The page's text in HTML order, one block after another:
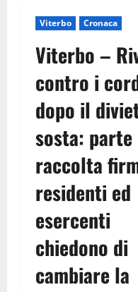
Viterbo Cronaca
Viterbo –
contro i
dopo il
sosta: parte
raccolta
residenti ed
esercenti
chiedono di
cambiare la